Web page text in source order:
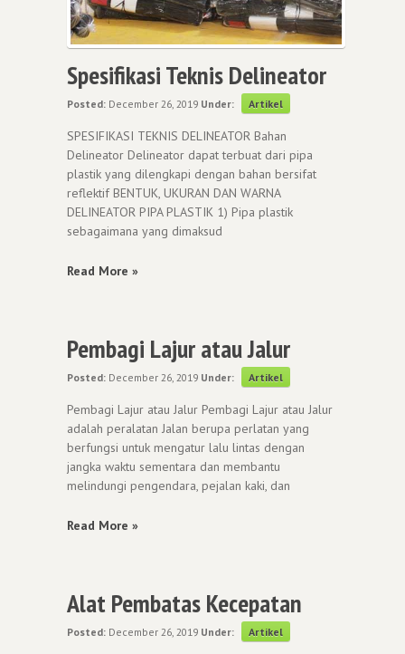
Spesifikasi Teknis Delineator
Posted: December 26, 2019 Under: Artikel
SPESIFIKASI TEKNIS DELINEATOR Bahan
Delineator Delineator dapat terbuat dari pipa
plastik yang dilengkapi dengan bahan bersifat
reflektif BENTUK, UKURAN DAN WARNA
DELINEATOR PIPA PLASTIK 1) Pipa plastik
sebagaimana yang dimaksud
Read More »
Pembagi Lajur atau Jalur
Posted: December 26, 2019 Under: Artikel
Pembagi Lajur atau Jalur Pembagi Lajur atau Jalur
adalah peralatan Jalan berupa perlatan yang
berfungsi untuk mengatur lalu lintas dengan
jangka waktu sementara dan membantu
melindungi pengendara, pejalan kaki, dan
Read More »
Alat Pembatas Kecepatan
Posted: December 26, 2019 Under: Artikel